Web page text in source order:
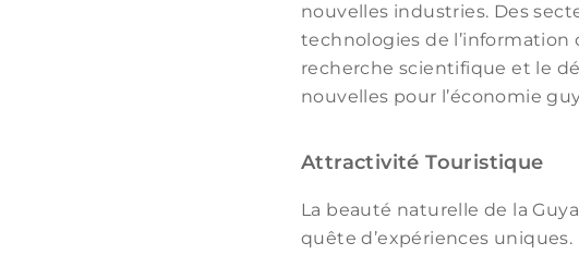
nouvelles industries. Des
technologies de l’information
recherche scientifique et le
nouvelles pour l’économie
Attractivité Touristique
La beauté naturelle de la
quête d’expériences